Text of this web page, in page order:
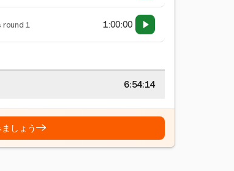
round 1 1:00:00
6:54:15
しょう→